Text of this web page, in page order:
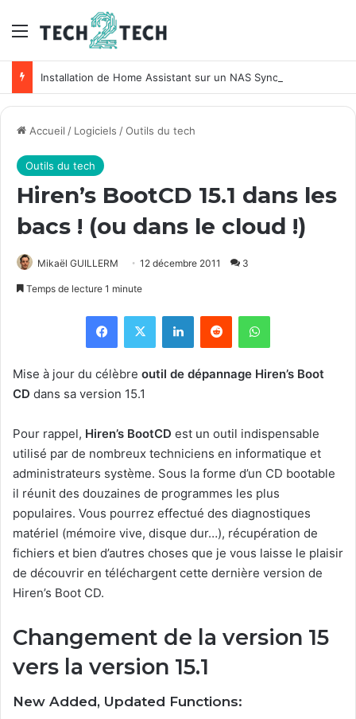
Menu
Installation de Home Assistant sur un NAS Synology
Accueil / Logiciels /Outils du tech
Outils du tech
Hiren’s BootCD 15.1 dans les
bacs ! (ou dans le cloud !)
Mikaël GUILLERM 12 décembre 2011 3
Temps de lecture 1 minute
Mise à jour du célèbre outil de dépannage Hiren’s Boot
CD dans sa version 15.1
Pour rappel, Hiren’s BootCD est un outil indispensable
utilisé par de nombreux techniciens en informatique et
administrateurs système. Sous la forme d’un CD bootable
il réunit des douzaines de programmes les plus
populaires. Vous pourrez effectué des diagnostiques
matériel (mémoire vive, disque dur…), récupération de
fichiers et bien d’autres choses que je vous laisse le plaisir
de découvrir en téléchargent cette dernière version de
Hiren’s Boot CD.
Changement de la version 15
vers la version 15.1
New Added, Updated Functions: